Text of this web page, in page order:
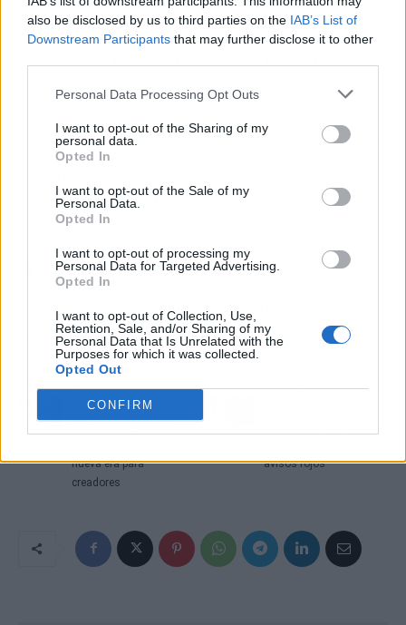
also be disclosed by us to third parties on the IAB’s List of
Downstream Participants that may further disclose it to other
Personal Data Processing Opt Outs
I want to opt-out of the Sharing of my
personal data.
Opted In
I want to opt-out of the Sale of my
Personal Data.
Opted In
I want to opt-out of processing my
Personal Data for Targeted Advertising.
Opted In
I want to opt-out of Collection, Use,
Retention, Sale, and/or Sharing of my
Personal Data that Is Unrelated with the
Purposes for which it was collected.
Opted Out
CONFIRM
modesta pero crónica, muy parecida a la que
sufren millones de personas”, insiste. Y aún así,
Por eso los autores subrayan que mejorar la
higiene del sueño podría prevenir el aumento
de peso y enfermedades como la diabetes tipo 2
ese último episodio de tu serie merece medio
kilo extra al año.
🧠 Para soltarlo en la cena
Falta de sueño moderada engorda y te vuelve
más sedentario.
Artículo anterior
X lanza su propio editor
de vídeo integrado: el
nueva era para
creadores
Artículo siguiente
avisos rojos